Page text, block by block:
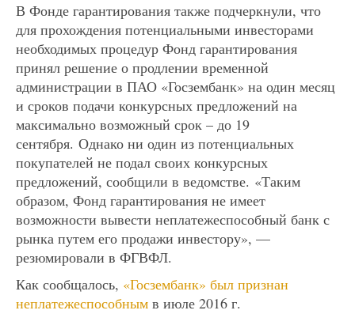
В Фонде гарантирования также подчеркнули, что
для прохождения потенциальными инвесторами
необходимых процедур Фонд гарантирования
принял решение о продлении временной
администрации в ПАО «Госзембанк» на один месяц
и сроков подачи конкурсных предложений на
максимально возможный срок – до 19
сентября. Однако ни один из потенциальных
покупателей не подал своих конкурсных
предложений, сообщили в ведомстве. «Таким
образом, Фонд гарантирования не имеет
возможности вывести неплатежеспособный банк с
рынка путем его продажи инвестору», —
резюмировали в ФГВФЛ.
Как сообщалось, «Госзембанк» был признан
неплатежеспособным в июле 2016 г.